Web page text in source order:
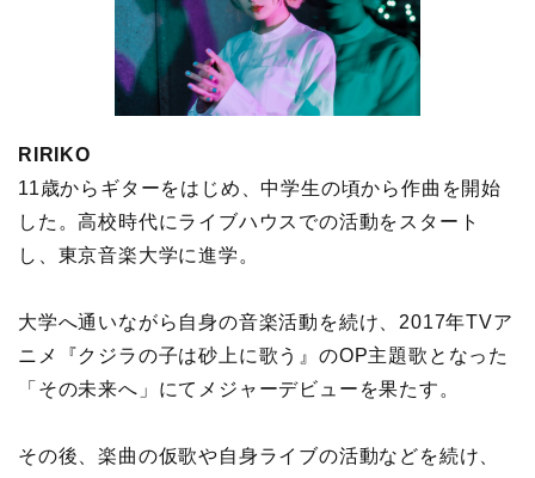
RIRIKO
11歳からギターをはじめ、中学生の頃から作曲を開始
した。高校時代にライブハウスでの活動をスタート
し、東京音楽大学に進学。
大学へ通いながら自身の音楽活動を続け、2017年TVア
ニメ『クジラの子は砂上に歌う』のOP主題歌となった
「その未来へ」にてメジャーデビューを果たす。
その後、楽曲の仮歌や自身ライブの活動などを続け、